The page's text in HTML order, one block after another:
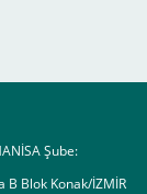
Şube:
B Blok Konak/İZMİR